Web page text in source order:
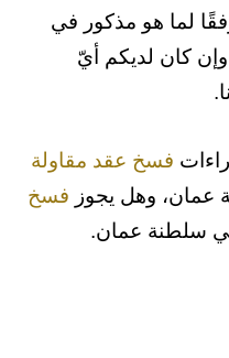
لما هو مذكور في
وإن كان لديكم أيّ
فسخ عقد مقاولة
وهل يجوز فسخ
سلطنة عمان.